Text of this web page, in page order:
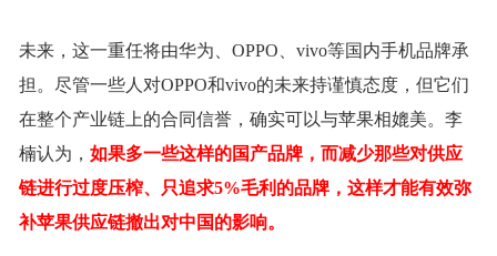
未来，这一重任将由华为、OPPO、vivo等国内手机品牌承
担。尽管一些人对OPPO和vivo的未来持谨慎态度，但它们
在整个产业链上的合同信誉，确实可以与苹果相媲美。李
楠认为， 如果多一些这样的国产品牌，而减少那些对供应
链进行过度压榨、只追求5%毛利的品牌，这样才能有效弥
补苹果供应链撤出对中国的影响。